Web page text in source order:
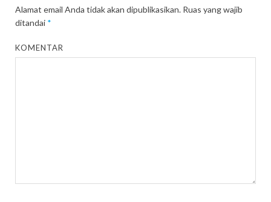
Alamat email Anda tidak akan dipublikasikan. Ruas yang wajib
ditandai *
KOMENTAR